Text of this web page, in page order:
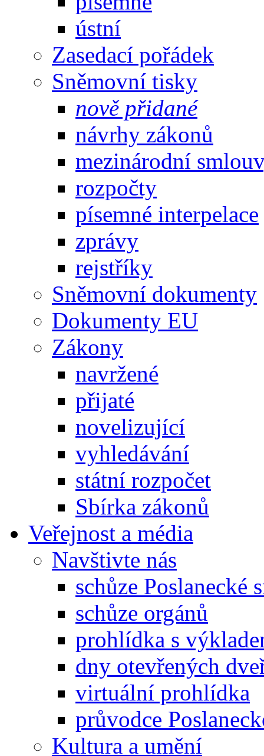
ústní
Zasedací pořádek
Sněmovní tisky
nově přidané
návrhy zákonů
mezinárodní
rozpočty
písemné interpelace
zprávy
rejstříky
Sněmovní dokumenty
Dokumenty EU
Zákony
navržené
přijaté
novelizující
vyhledávání
státní rozpočet
Sbírka zákonů
Veřejnost a média
Navštivte nás
schůze Poslanecké
schůze orgánů
prohlídka s
dny otevřených
virtuální prohlídka
průvodce
Kultura a umění